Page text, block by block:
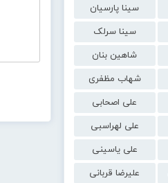
سینا پارسیان
سینا سرلک
شاهین بنان
شهاب مظفری
علی اصحابی
علی لهراسبی
علی یاسینی
علیرضا قربانی